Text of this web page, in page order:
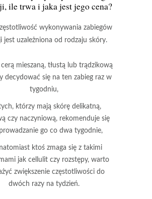
ile trwa i jaka jest jego cena?
wykonywania zabiegów
jest uzależniona od rodzaju skóry.
mieszaną, tłustą lub trądzikową
decydować się na ten zabieg raz w
tygodniu,
którzy mają skórę delikatną,
czy naczyniową, rekomenduje się
go co dwa tygodnie,
ktoś zmaga się z takimi
jak cellulit czy rozstępy, warto
zwiększenie częstotliwości do
dwóch razy na tydzień.